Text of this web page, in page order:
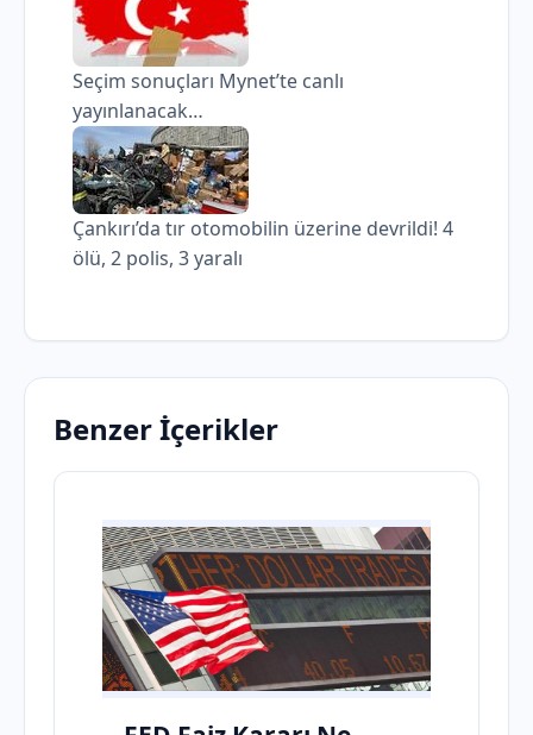
Seçim sonuçları Mynet’te canlı
yayınlanacak…
Çankırı’da tır otomobilin üzerine devrildi! 4
ölü, 2 polis, 3 yaralı
Benzer İçerikler